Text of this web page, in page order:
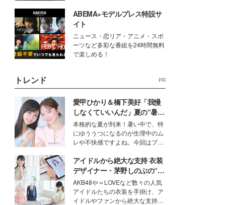
ABEMA×モデルプレス特設サ
イト
ニュース・恋リア・アニメ・スポ
ーツなど多彩な番組を24時間無料
で楽しめる！
トレンド PR
愛甲ひかり＆橋下美好「我慢
しなくていいんだ」夏の“暑さ
対策”の新しい選択肢とは？
本格的な夏が到来！暑い中で、特
にゆううつになるのが生理中のム
レや不快感ですよね。今回はプラ
モデル・愛甲ひかりさんと橋下美
好さんを迎えて本音で女子会トー
ク。猛暑のお出かけを快適に過ご
すヒントや、2人が感動した夏の
生理の新常識にも迫りました。
アイドルから絶大な支持 衣装
デザイナー・茅野しのぶの“可
愛い”を作る美学＜「シチズン
クロスシー」インタビュー＞
AKB48や＝LOVEなど数々の人気
アイドルたちの衣装を手掛け、ア
イドルやファンから絶大な支持を